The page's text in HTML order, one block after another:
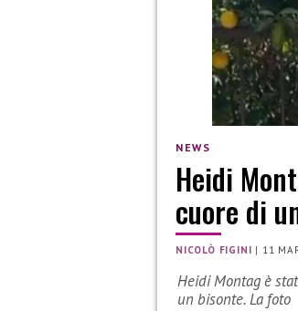
NEWS
Heidi
cuore di
NICOLÒ FIGINI | 11
Heidi Montag è
un bisonte. La foto